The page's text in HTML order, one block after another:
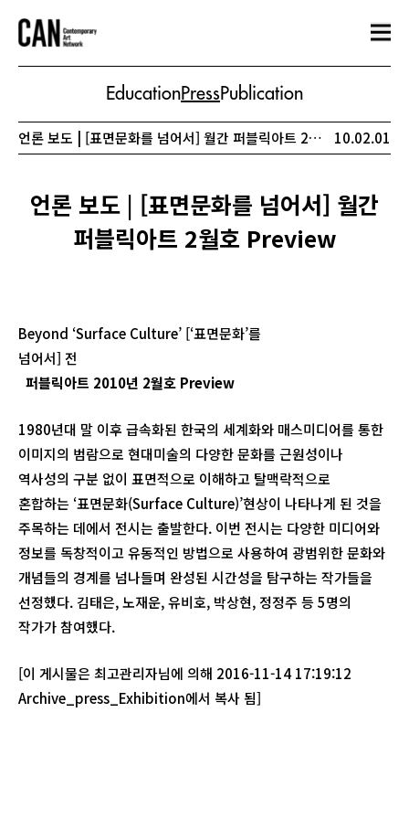
EducationPressPublication
언론 보도 | [표면문화를 넘어서] 월간 퍼블릭아트 2월호 Preview 10.02.01
언론 보도 | [표면문화를 넘어서] 월간
퍼블릭아트 2월호 Preview
Beyond ‘Surface Culture’ [‘표면문화’를
넘어서] 전
퍼블릭아트 2010년 2월호 Preview
1980년대 말 이후 급속화된 한국의 세계화와 매스미디어를 통한
이미지의 범람으로 현대미술의 다양한 문화를 근원성이나
역사성의 구분 없이 표면적으로 이해하고 탈맥락적으로
혼합하는 ‘표면문화(Surface Culture)’현상이 나타나게 된 것을
주목하는 데에서 전시는 출발한다. 이번 전시는 다양한 미디어와
정보를 독창적이고 유동적인 방법으로 사용하여 광범위한 문화와
개념들의 경계를 넘나들며 완성된 시간성을 탐구하는 작가들을
선정했다. 김태은, 노재운, 유비호, 박상현, 정정주 등 5명의
작가가 참여했다.
[이 게시물은 최고관리자님에 의해 2016-11-14 17:19:12
Archive_press_Exhibition에서 복사 됨]